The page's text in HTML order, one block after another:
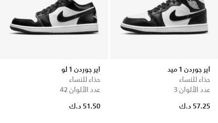
اير جوردن 1 ميد
حذاء للنساء
عدد الألوان 3
57.25 د.ك
اير جوردن 1 لو
حذاء للنساء
عدد الألوان 42
51.50 د.ك